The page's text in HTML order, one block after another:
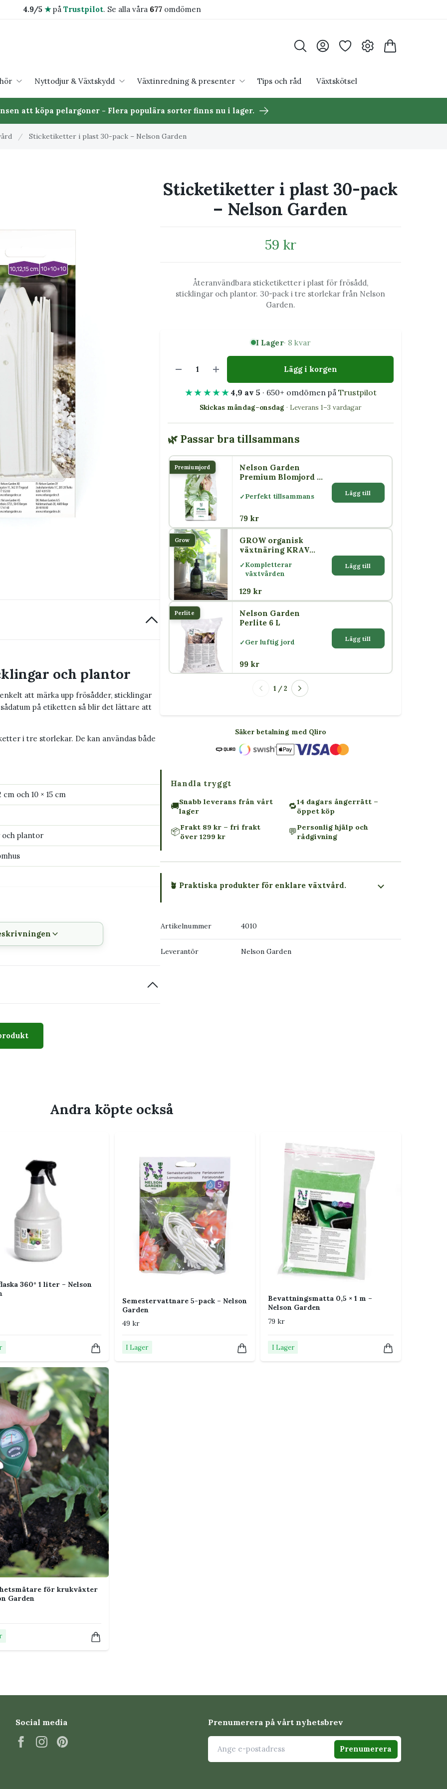
4.9/5 ★på Trustpilot. Se alla våra 677omdömen
Nyttodjur & Växtskydd Växtinredning & presenter Tips och råd Växtskötsel
att köpa pelargoner - Flera populära sorter finns nu i lager.
/ Sticketiketter i plast 30-pack – Nelson Garden
och plantor
att märka upp frösådder, sticklingar
på etiketten så blir det lättare att
i tre storlekar. De kan användas både
cm och 10 × 15 cm
och plantor
att skada rötterna.
den vid nästa sådd.
.
och plantor så att du enkelt kan se vilken
och utomhusodlingar.
av krukväxter.
Sticketiketter i plast 30-pack
– Nelson Garden
59 kr
Återanvändbara sticketiketter i plast för frösådd,
sticklingar och plantor. 30-pack i tre storlekar från Nelson
Garden.
I Lager· 8 kvar
Lägg i korgen
★★★★★ 4,9 av 5 · 650+ omdömen på Trustpilot
Skickas måndag–onsdag · Leverans 1–3 vardagar
🌿 Passar bra tillsammans
Premiumjord
Nelson Garden
Premium Blomjord 4
Perfekt tillsammans
79 kr
Lägg till
Grow
GROW organisk
växtnäring KRAV
Garden
Kompletterar
växtvården
129 kr
Lägg till
Perlite
Nelson Garden
Perlite 6 L
Ger luftig jord
99 kr
Lägg till
1 / 2
Säker betalning med Qliro
Handla tryggt
🚚Snabb leverans från vårt
lager
🔁14 dagars ångerrätt –
öppet köp
📦Frakt 89 kr – fri frakt
över 1299 kr
💬Personlig hjälp och
rådgivning
🪴 Praktiska produkter för enklare växtvård.
Artikelnummer 4010
Leverantör Nelson Garden
Andra köpte också
360° 1 liter – Nelson
Semestervattnare 5-pack – Nelson
Garden
49 kr
I Lager
Bevattningsmatta 0,5 × 1 m –
Nelson Garden
79 kr
I Lager
för krukväxter
Garden
Social media Prenumerera på vårt nyhetsbrev
Prenumerera